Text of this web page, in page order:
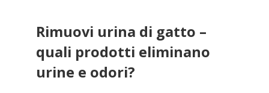
Rimuovi urina di gatto –
quali prodotti eliminano
urine e odori?